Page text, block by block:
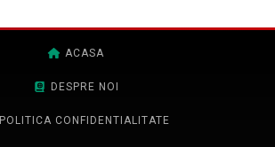
ACASA
DESPRE NOI
POLITICA CONFIDENTIALITATE